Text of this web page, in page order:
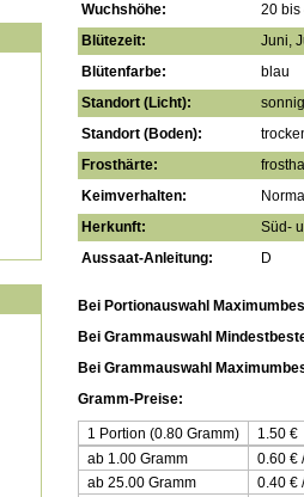
Wuchshöhe:
20 bis
Blütezeit:
Juni,
Blütenfarbe:
blau
Standort (Licht):
sonnig
Standort (Boden):
Frosthärte:
Keimverhalten:
Herkunft:
Süd-
Aussaat-Anleitung:
D
Bei Portionauswahl
Bei Grammauswahl
Bei Grammauswahl
Gramm-Preise:
1 Portion (0.80 Gramm) 1.50 €
ab 1.00 Gramm
0.60 €
ab 25.00 Gramm
0.40 €